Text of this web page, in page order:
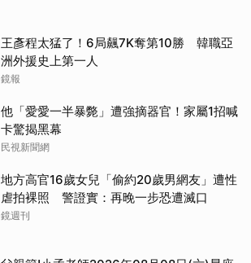
王彥程太猛了！6局飆7K奪第10勝 韓職亞
洲外援史上第一人
鏡報
他「愛愛一半暴斃」遭強摘器官！家屬1招喊
卡驚揭黑幕
民視新聞網
地方高官16歲女兒「偷約20歲男網友」遭性
虐拍裸照 警證實：再晚一步恐遭滅口
鏡週刊